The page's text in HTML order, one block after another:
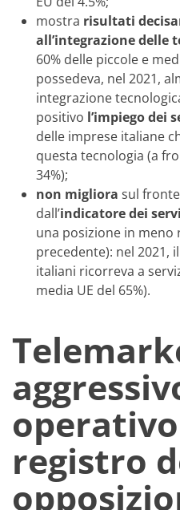
mostra risultati
all’integrazione delle
60% delle piccole e
possedeva, nel 2021,
integrazione
positivo l’impiego dei
delle imprese italiane
questa tecnologia (a
34%);
non migliora sul
dall’indicatore dei
una posizione in meno
precedente): nel 2021,
italiani ricorreva a
media UE del 65%).
registro